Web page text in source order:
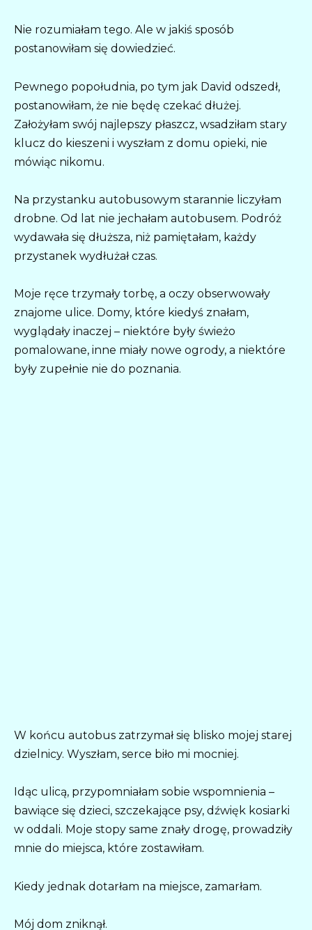
Nie rozumiałam tego. Ale w jakiś sposób
postanowiłam się dowiedzieć.
Pewnego popołudnia, po tym jak David odszedł,
postanowiłam, że nie będę czekać dłużej.
Założyłam swój najlepszy płaszcz, wsadziłam stary
klucz do kieszeni i wyszłam z domu opieki, nie
mówiąc nikomu.
Na przystanku autobusowym starannie liczyłam
drobne. Od lat nie jechałam autobusem. Podróż
wydawała się dłuższa, niż pamiętałam, każdy
przystanek wydłużał czas.
Moje ręce trzymały torbę, a oczy obserwowały
znajome ulice. Domy, które kiedyś znałam,
wyglądały inaczej – niektóre były świeżo
pomalowane, inne miały nowe ogrody, a niektóre
były zupełnie nie do poznania.
W końcu autobus zatrzymał się blisko mojej starej
dzielnicy. Wyszłam, serce biło mi mocniej.
Idąc ulicą, przypomniałam sobie wspomnienia –
bawiące się dzieci, szczekające psy, dźwięk kosiarki
w oddali. Moje stopy same znały drogę, prowadziły
mnie do miejsca, które zostawiłam.
Kiedy jednak dotarłam na miejsce, zamarłam.
Mój dom zniknął.